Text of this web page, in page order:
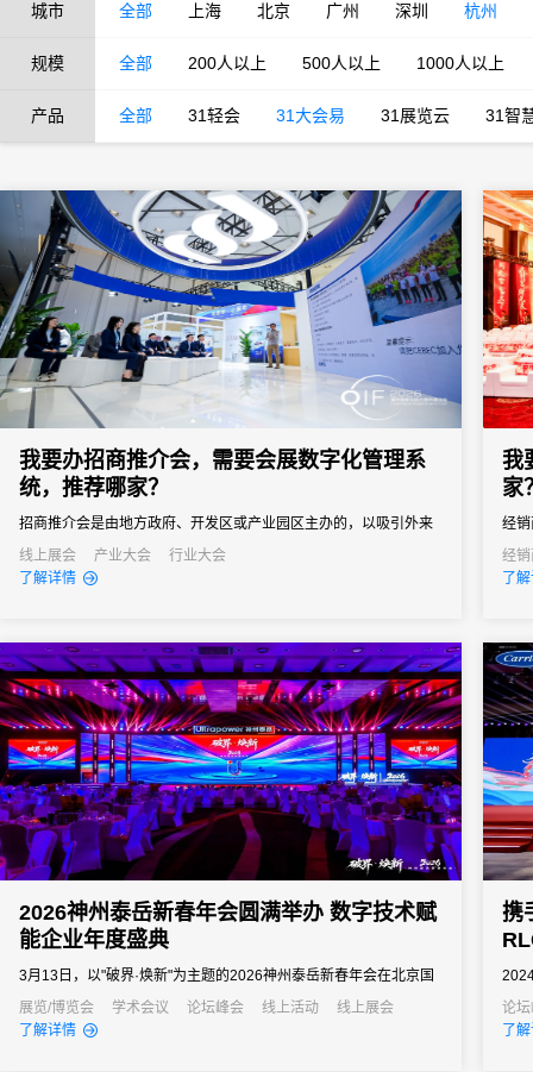
城市 全部 上海 北京 广州 深圳 杭州
规模 全部 200人以上 500人以上 1000人以上
产品 全部 31轻会 31大会易 31展览云 31智
我要办招商推介会，需要会展数字化管理系
统，推荐哪家？
招商推介会是由地方政府、开发区或产业园区主办的，以吸引外来
投资、促进产业落地为核心目标的专题商务活动。参会客商涵盖世
界500强、行业龙头、投资机构和商会协会，单场活动潜在投资意
会务系统不...
线上展会 产业大会
行业大会
了解详情
我
家
经
品
解
业绩
经
了
2026神州泰岳新春年会圆满举办 数字技术赋
能企业年度盛典
3月13日，以"破界·焕新"为主题的2026神州泰岳新春年会在北京国
家会议中心成功举办。来自全国的1600余名泰岳人齐聚一堂，回望
2025奋进征程，共启AI时代的战略新征程，以"破认知之界、破人效
展览/博览会 学术会议 论坛峰会 线上活动
线上展会
了解详情
携
祝
务
论
了